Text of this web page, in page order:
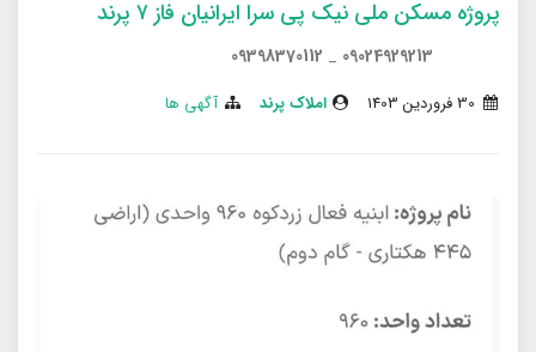
پروژه مسکن ملی نیک پی سرا ایرانیان فاز ۷ پرند
09024929213
_
09398370112
املاک پرند آگهی ها